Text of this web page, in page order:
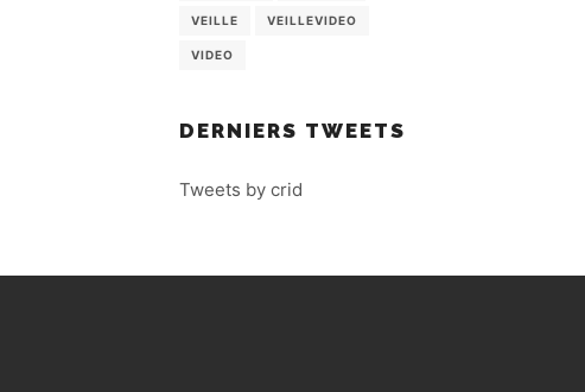
VEILLE VEILLEVIDEO
VIDEO
DERNIERS TWEETS
Tweets by crid